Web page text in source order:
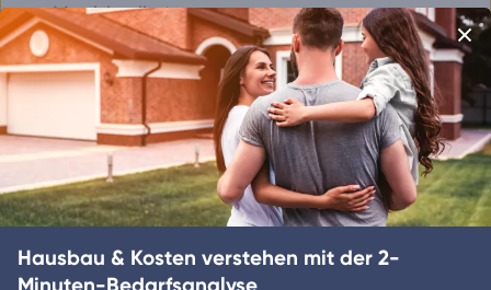
Massivbau liegt.
Wenn es darum geht,besonderen Schallschutzohne
zusätzlichen Aufwand zu genießen, wählen Sie die
Massivbauweise.
Wenn Sie denCharme eines Holzhausessuchen,
können Sie sich nicht der Massivbauweise bedienen, es
sei denn, es handelt sich um einHolzmassivhaus.
DerRohbau eines Massivhauses hält etwas längerals
vorausgesetzt –, allerdings überdauert ein Fertighaus
Hausbau & Kosten verstehen mit der 2-
Minuten-Bedarfsanalyse